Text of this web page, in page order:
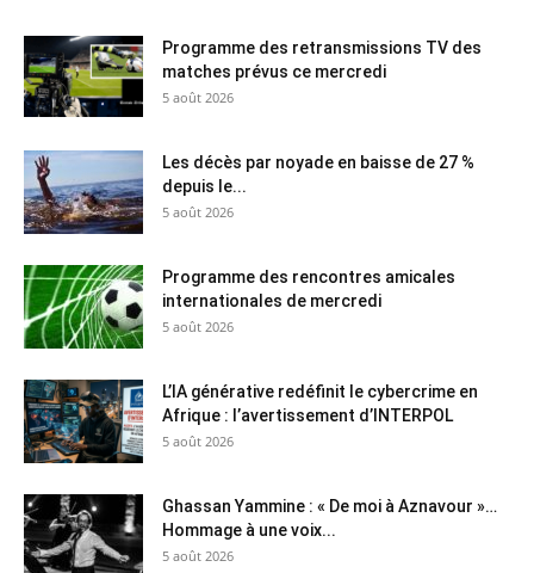
Programme des retransmissions TV des
matches prévus ce mercredi
5 août 2026
Les décès par noyade en baisse de 27 %
depuis le...
5 août 2026
Programme des rencontres amicales
internationales de mercredi
5 août 2026
L’IA générative redéfinit le cybercrime en
Afrique : l’avertissement d’INTERPOL
5 août 2026
Ghassan Yammine : « De moi à Aznavour »…
Hommage à une voix...
5 août 2026